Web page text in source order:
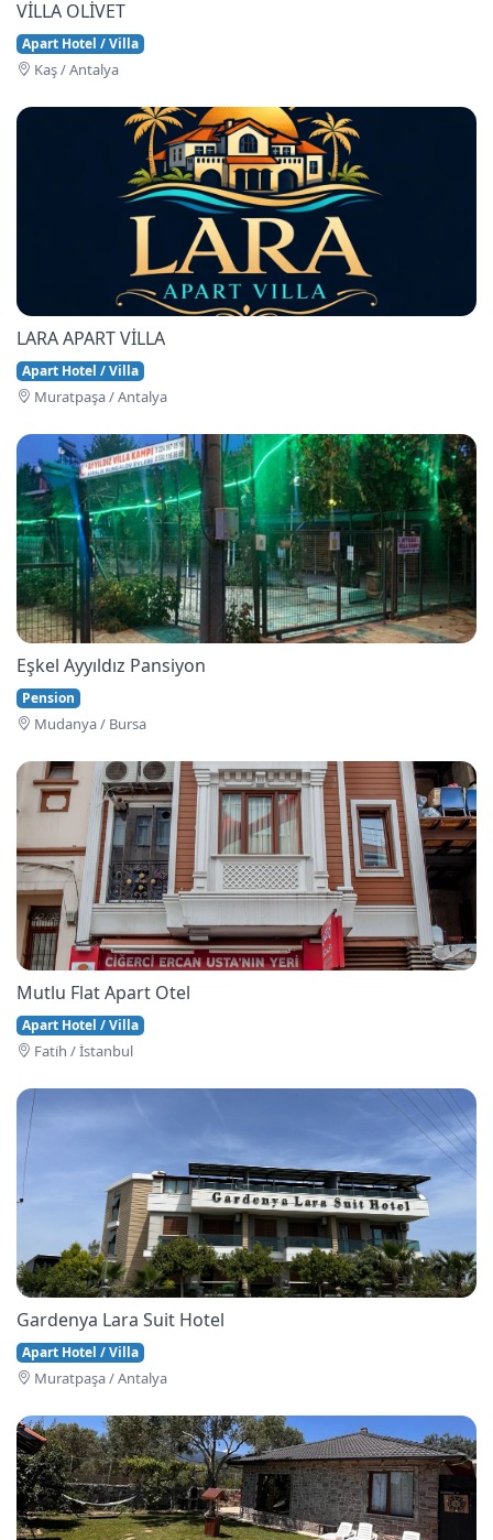
VİLLA OLİVET
Apart Hotel / Villa
Kaş / Antalya
LARA APART VİLLA
Apart Hotel / Villa
Muratpaşa / Antalya
Eşkel Ayyıldız Pansiyon
Pension
Mudanya / Bursa
Mutlu Flat Apart Otel
Apart Hotel / Villa
Fati̇h / İstanbul
Gardenya Lara Suit Hotel
Apart Hotel / Villa
Muratpaşa / Antalya